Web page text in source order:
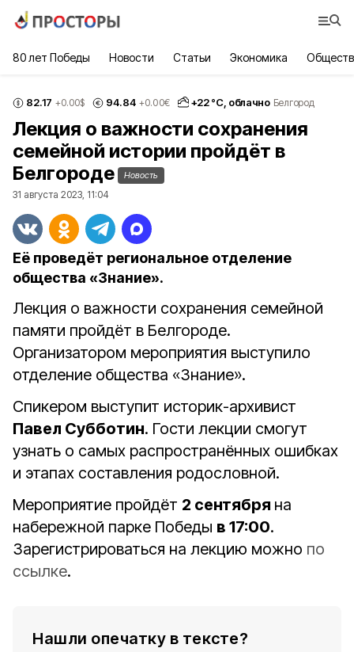
80 лет Победы Новости Статьи Экономика
82.17 +0.00$ 94.84 +0.00€ +22°С, облачно Белгород
Лекция о важности сохранения
семейной истории пройдёт в
Белгороде
Новость
31 августа 2023, 11:04
Её проведёт региональное отделение
общества «Знание».
Лекция о важности сохранения семейной
памяти пройдёт в Белгороде.
Организатором мероприятия выступило
отделение общества «Знание».
Спикером выступит историк-архивист
Павел Субботин. Гости лекции смогут
узнать о самых распространённых ошибках
и этапах составления родословной.
Мероприятие пройдёт 2 сентября на
набережной парке Победы в 17:00.
Зарегистрироваться на лекцию можно по
ссылке.
Нашли опечатку в тексте?